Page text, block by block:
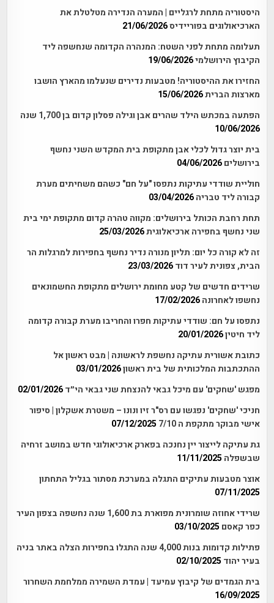
היסטוריה מתחת לרגליים | המערה הנדירה מטלטלת את
הארכיאולוגים בפוריידיס21/06/2026
תעלומה מתחת לפני השטח: המנהרה הקדומה שנחשפה ליד
הקיבוץ הירושלמי19/06/2026
החזירו את ההיסטוריה! מטבעות נדירים שנעלמו מהארץ הושבו
מארצות הברית15/06/2026
הפתעה במכתש הילד שהרים אבן וגילה פסלון קדום בן 1,700 שנה
10/06/2026
בית יוצר גדול לכלי אבן מתקופת בית המקדש השני נחשף
בירושלים 04/06/2026
חוליית שודדי עתיקות נתפסו "על חם" כשהם משחיתים מערת
קבורה ליד טבריה 03/04/2026
תחת רחבת הכותל בירושלים: מקווה טהרה קדום מתקופת ימי בית
שני נחשף בחפירה ארכיאלוגית25/03/2026
זה לא קורה כל יום: תליון מנורה נדיר נחשף בחפירות למרגלות הר
הבית, צפונית לעיר דוד 23/03/2026
שרידים חדשים של קטע מחומת ירושלים מתקופת החשמונאים
נחשפו לאחרונה 17/02/2026
נתפסו על חם: שודדי עתיקות חפרו והחריבו מערת קבורה קדומה
ליד חיטין20/01/2026
כתובת אשורית עתיקה נחשפת לראשונה | מבט ראשון אל
ההתכתבות המלכותית של בית ראשון03/01/2026
מפגש 'שחקים' עם מיכל גבאי להנצחת שני גבאי הי״ד 02/01/2026
חניכי 'שחקים' נפגשו עם רס"ר זיו ונונו – משטרת אשקלון | סיפור
אישי מבוקר מתקפת ה 7/10
07/12/2025
גת עתיקה לייצור יין נחנכה בפארק ארכיאולוגי חדש במושב זרחיה
שבשפלה 11/11/2025
אוצר מטבעות עתיקים התגלה במערכת מסתור בגליל התחתון
07/11/2025
שרידי אחוזה שומרונית מפוארת בת 1,600 שנה נחשפה בצפון העיר
כפר קאסם 03/10/2025
פתילות קדומות בנות 4,000 שנה התגלו בחפירות הצלה באתר בניה
בעיר יהוד 02/10/2025
בית הגמדים של קיבוץ עמיעד | עמדת השמירה ממלחמת השחרור
16/09/2025